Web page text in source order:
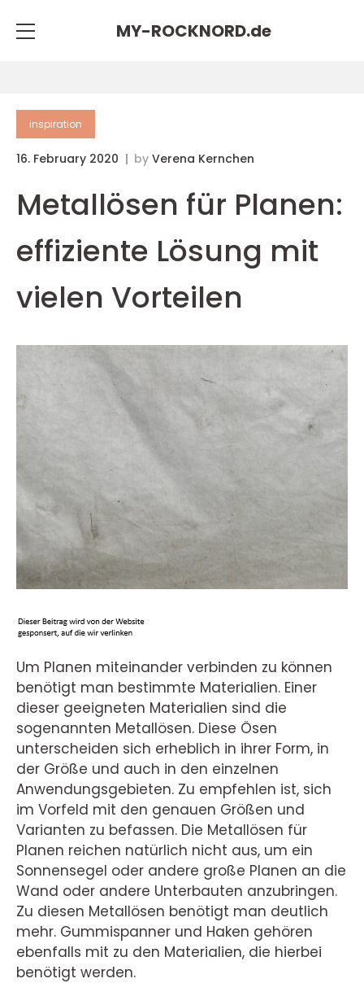
MY-ROCKNORD.de
inspiration
16. February 2020 by Verena Kernchen
Metallösen für Planen:
effiziente Lösung mit
vielen Vorteilen
Um Planen miteinander verbinden zu können
benötigt man bestimmte Materialien. Einer
dieser geeigneten Materialien sind die
sogenannten Metallösen. Diese Ösen
unterscheiden sich erheblich in ihrer Form, in
der Größe und auch in den einzelnen
Anwendungsgebieten. Zu empfehlen ist, sich
im Vorfeld mit den genauen Größen und
Varianten zu befassen. Die Metallösen für
Planen reichen natürlich nicht aus, um ein
Sonnensegel oder andere große Planen an die
Wand oder andere Unterbauten anzubringen.
Zu diesen Metallösen benötigt man deutlich
mehr. Gummispanner und Haken gehören
ebenfalls mit zu den Materialien, die hierbei
benötigt werden.